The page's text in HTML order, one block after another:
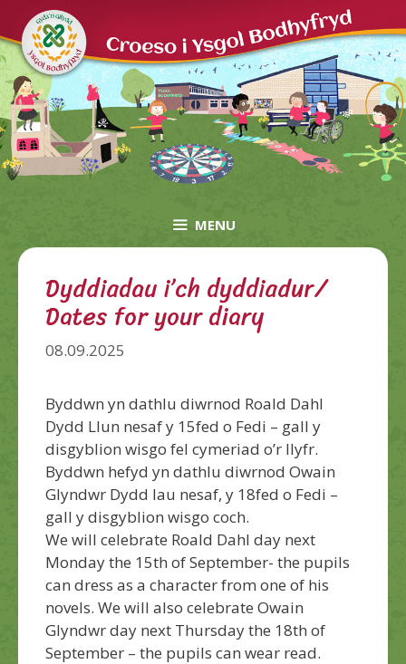
to
content
MENU
Dyddiadau i’ch dyddiadur/
Dates for your diary
08.09.2025
Byddwn yn dathlu diwrnod Roald Dahl
Dydd Llun nesaf y 15fed o Fedi – gall y
disgyblion wisgo fel cymeriad o’r llyfr.
Byddwn hefyd yn dathlu diwrnod Owain
Glyndwr Dydd Iau nesaf, y 18fed o Fedi –
gall y disgyblion wisgo coch.
We will celebrate Roald Dahl day next
Monday the 15th of September- the pupils
can dress as a character from one of his
novels. We will also celebrate Owain
Glyndwr day next Thursday the 18th of
September – the pupils can wear read.